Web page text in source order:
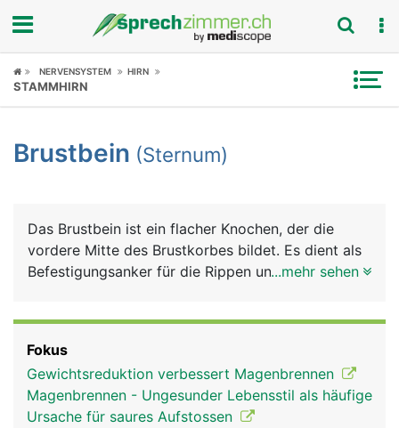
Fokus
Symptome
News
Rubriken
NERVENSYSTEM HIRN
STAMMHIRN
Brustbein (Sternum)
Das Brustbein ist ein flacher Knochen, der die
vordere Mitte des Brustkorbes bildet. Es dient als
Befestigungsanker für die Rippen und für...mehr sehen
Fokus
Gewichtsreduktion verbessert Magenbrennen
Magenbrennen - Ungesunder Lebensstil als häufige
Ursache für saures Aufstossen